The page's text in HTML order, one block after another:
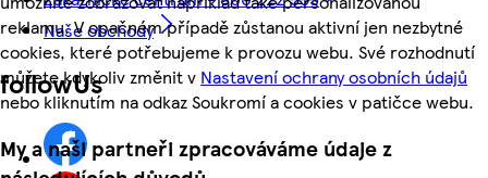
reklamu. V opačném případě zůstanou aktivní jen nezbytné
cookies, které potřebujeme k provozu webu. Své rozhodnutí
můžete kdykoliv změnit v Nastavení ochrany osobních údajů
nebo kliknutím na odkaz Soukromí a cookies v patičce webu.
My a naši partneři zpracováváme údaje z
Naše obchody
followUs